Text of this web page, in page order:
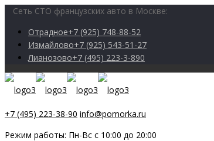
Сеть СТО французских авто в Москве:
Отрадное+7 (925) 748-88-52
Измайлово+7 (925) 543-51-27
Лианозово+7 (495) 223-3-890
+7 (495) 223-38-90 info@pomorka.ru
Режим работы: Пн-Вс с 10:00 до 20:00